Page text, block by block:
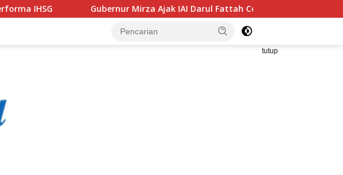
Gubernur Mirza Ajak IAI Darul Fattah Cetak SDM Adaptif Berlandaskan
tutup